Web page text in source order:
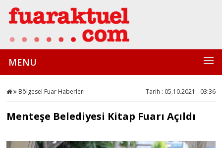
MENU
Bölgesel Fuar Haberleri Tarih : 05.10.2021 - 03:36
Menteşe Belediyesi Kitap Fuarı Açıldı